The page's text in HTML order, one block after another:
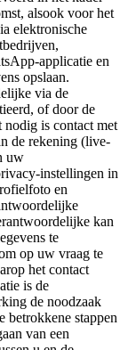
alsook voor het
elektronische
applicatie en
opslaan.
via de
of door de
is contact met
de rekening (live-
uw
instellingen in
en
kan
te
op uw vraag te
het contact
is de
de noodzaak
betrokkene stappen
van een